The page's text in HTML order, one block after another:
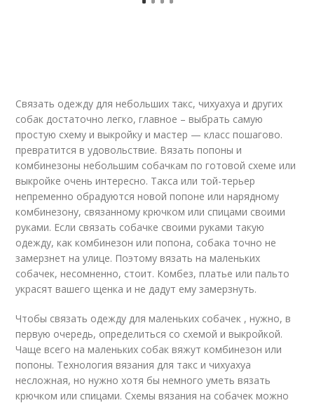
Связать одежду для небольших такс, чихуахуа и других
собак достаточно легко, главное – выбрать самую
простую схему и выкройку и мастер — класс пошагово.
превратится в удовольствие. Вязать попоны и
комбинезоны небольшим собачкам по готовой схеме или
выкройке очень интересно. Такса или той-терьер
непременно обрадуются новой попоне или нарядному
комбинезону, связанному крючком или спицами своими
руками. Если связать собачке своими руками такую
одежду, как комбинезон или попона, собака точно не
замерзнет на улице. Поэтому вязать на маленьких
собачек, несомненно, стоит. Комбез, платье или пальто
украсят вашего щенка и не дадут ему замерзнуть.
Чтобы связать одежду для маленьких собачек , нужно, в
первую очередь, определиться со схемой и выкройкой.
Чаще всего на маленьких собак вяжут комбинезон или
попоны. Технология вязания для такс и чихуахуа
несложная, но нужно хотя бы немного уметь вязать
крючком или спицами. Схемы вязания на собачек можно